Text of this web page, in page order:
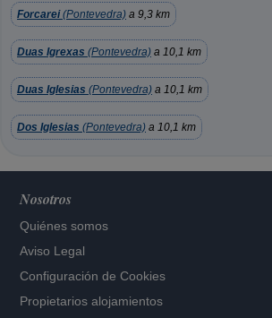
Forcarei(Pontevedra) a 9,3 km
Duas Igrexas (Pontevedra) a 10,1 km
Duas Iglesias (Pontevedra) a 10,1 km
Dos Iglesias (Pontevedra) a 10,1 km
Nosotros
Quiénes somos
Aviso Legal
Configuración de Cookies
Propietarios alojamientos